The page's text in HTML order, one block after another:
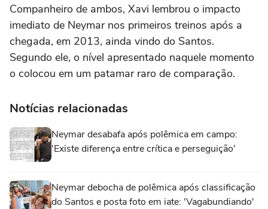
Companheiro de ambos, Xavi lembrou o impacto
imediato de Neymar nos primeiros treinos após a
chegada, em 2013, ainda vindo do Santos.
Segundo ele, o nível apresentado naquele momento
o colocou em um patamar raro de comparação.
Notícias relacionadas
Neymar desabafa após polêmica em campo:
'Existe diferença entre crítica e perseguição'
Neymar debocha de polêmica após classificação
do Santos e posta foto em iate: 'Vagabundiando'